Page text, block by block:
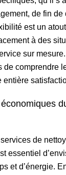
de fin de
est un
à des
sur
de comprendre
entière
de
essentiel
et d’énergie.